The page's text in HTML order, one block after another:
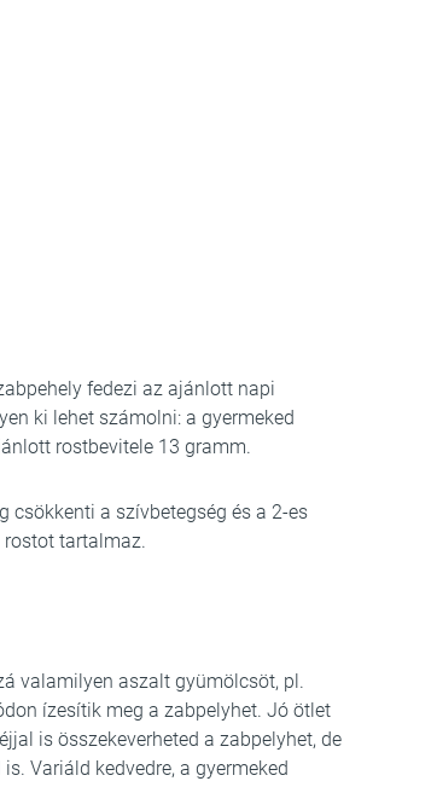
fedezi az ajánlott napi
ki lehet számolni: a gyermeked
rostbevitele 13 gramm.
csökkenti a szívbetegség és a 2-es
rostot tartalmaz.
valamilyen aszalt gyümölcsöt, pl.
ízesítik meg a zabpelyhet. Jó ötlet
is összekeverheted a zabpelyhet, de
Variáld kedvedre, a gyermeked